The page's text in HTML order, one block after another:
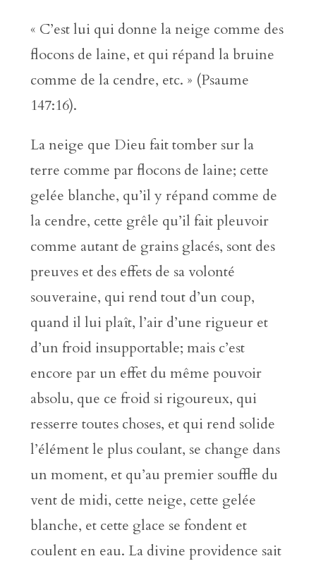
« C’est lui qui donne la neige comme des
flocons de laine, et qui répand la bruine
comme de la cendre, etc. » (Psaume
147:16).
La neige que Dieu fait tomber sur la
terre comme par flocons de laine; cette
gelée blanche, qu’il y répand comme de
la cendre, cette grêle qu’il fait pleuvoir
comme autant de grains glacés, sont des
preuves et des effets de sa volonté
souveraine, qui rend tout d’un coup,
quand il lui plaît, l’air d’une rigueur et
d’un froid insupportable; mais c’est
encore par un effet du même pouvoir
absolu, que ce froid si rigoureux, qui
resserre toutes choses, et qui rend solide
l’élément le plus coulant, se change dans
un moment, et qu’au premier souffle du
vent de midi, cette neige, cette gelée
blanche, et cette glace se fondent et
coulent en eau. La divine providence sait